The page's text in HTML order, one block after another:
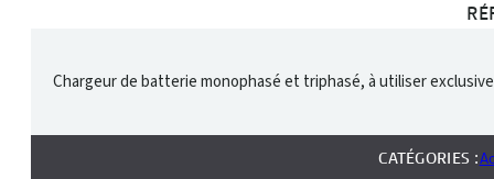
Chargeur de batterie monophasé et triphasé, à utiliser
CATÉGORIES :